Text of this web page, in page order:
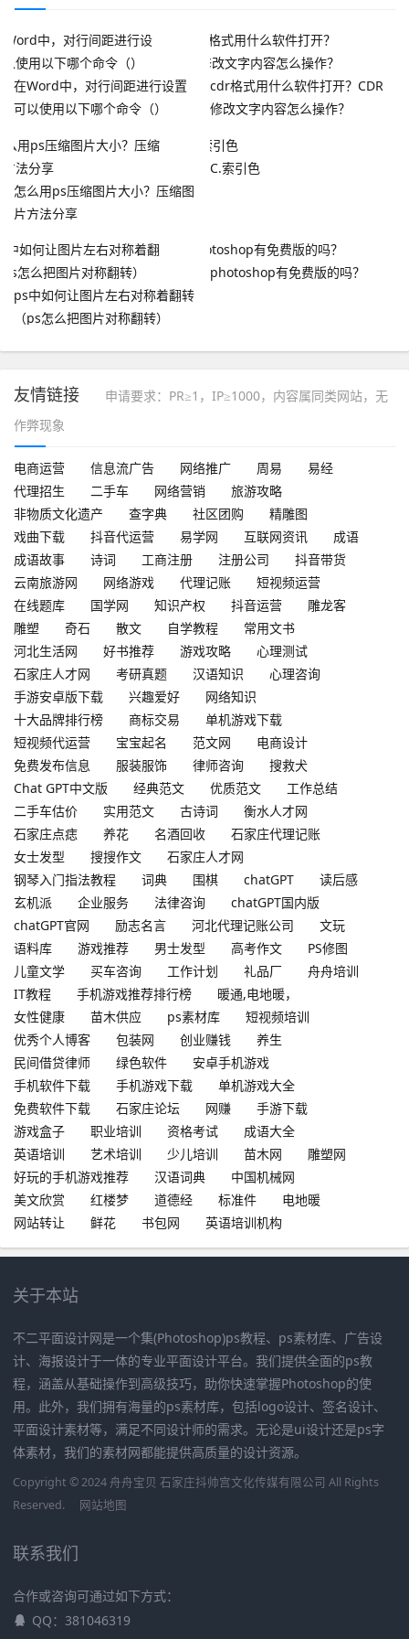
在Word中，对行间距进行设置
可以使用以下哪个命令（）
cdr格式用什么软件打开？CDR
修改文字内容怎么操作？
怎么用ps压缩图片大小？压缩图
片方法分享
C.索引色
ps中如何让图片左右对称着翻转
（ps怎么把图片对称翻转）
photoshop有免费版的吗？
友情链接
申请要求：PR≥1，IP≥1000，内容属同类网站，无
作弊现象
电商运营 信息流广告 网络推广 周易
易经
代理招生
二手车 网络营销
旅游攻略
非物质文化遗产
查字典 社区团购
精雕图
戏曲下载
抖音代运营 易学网 互联网资讯
成语
成语故事
诗词 工商注册 注册公司
抖音带货
云南旅游网
网络游戏 代理记账
短视频运营
在线题库
国学网 知识产权 抖音运营
雕龙客
雕塑
奇石 散文 自学教程
常用文书
河北生活网
好书推荐 游戏攻略
心理测试
石家庄人才网
考研真题 汉语知识
心理咨询
手游安卓版下载
兴趣爱好
网络知识
十大品牌排行榜
商标交易
单机游戏下载
短视频代运营
宝宝起名 范文网
电商设计
免费发布信息
服装服饰 律师咨询
搜救犬
Chat GPT中文版
经典范文 优质范文
工作总结
二手车估价
实用范文 古诗词
衡水人才网
石家庄点痣
养花 名酒回收
石家庄代理记账
女士发型
搜搜作文
石家庄人才网
钢琴入门指法教程
词典 围棋 chatGPT
读后感
玄机派
企业服务 法律咨询
chatGPT国内版
chatGPT官网
励志名言 河北代理记账公司
文玩
语料库
游戏推荐 男士发型 高考作文
PS修图
儿童文学
买车咨询 工作计划 礼品厂
舟舟培训
IT教程
手机游戏推荐排行榜
暖通,电地暖，
女性健康
苗木供应 ps素材库
短视频培训
优秀个人博客
包装网 创业赚钱
养生
民间借贷律师
绿色软件
安卓手机游戏
手机软件下载
手机游戏下载
单机游戏大全
免费软件下载
石家庄论坛 网赚
手游下载
游戏盒子
职业培训 资格考试
成语大全
英语培训
艺术培训 少儿培训 苗木网
雕塑网
好玩的手机游戏推荐
汉语词典
中国机械网
美文欣赏
红楼梦 道德经 标准件
电地暖
网站转让
鲜花 书包网 英语培训机构
关于本站
不二平面设计网是一个集(Photoshop)ps教程、ps素材库、广告设
计、海报设计于一体的专业平面设计平台。我们提供全面的ps教
程，涵盖从基础操作到高级技巧，助你快速掌握Photoshop的使
用。此外，我们拥有海量的ps素材库，包括logo设计、签名设计、
平面设计素材等，满足不同设计师的需求。无论是ui设计还是ps字
体素材，我们的素材网都能提供高质量的设计资源。
Copyright © 2024 舟舟宝贝 石家庄抖帅宫文化传媒有限公司 All Rights
Reserved.
网站地图
联系我们
合作或咨询可通过如下方式：
QQ：381046319